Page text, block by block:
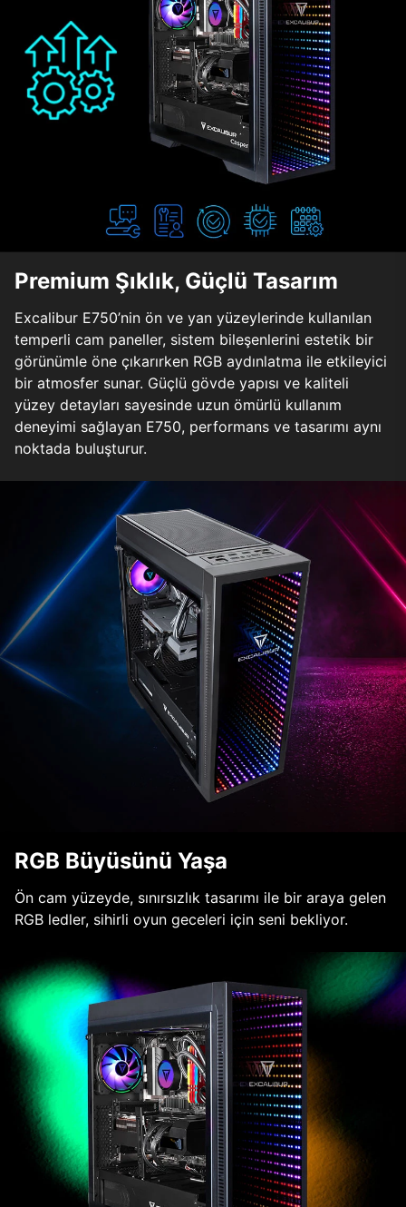
Premium Şıklık, Güçlü Tasarım
Excalibur E750’nin ön ve yan yüzeylerinde kullanılan
temperli cam paneller, sistem bileşenlerini estetik bir
görünümle öne çıkarırken RGB aydınlatma ile etkileyici
bir atmosfer sunar. Güçlü gövde yapısı ve kaliteli
yüzey detayları sayesinde uzun ömürlü kullanım
deneyimi sağlayan E750, performans ve tasarımı aynı
noktada buluşturur.
RGB Büyüsünü Yaşa
Ön cam yüzeyde, sınırsızlık tasarımı ile bir araya gelen
RGB ledler, sihirli oyun geceleri için seni bekliyor.